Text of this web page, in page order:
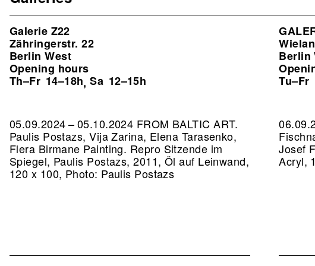
Galerie Z22
Zähringerstr. 22
Berlin West
Opening hours
Th–Fr 14–18h,Sa 12–15h
05.09.2024 – 05.10.2024 FROM BALTIC ART.
Paulis Postazs, Vija Zarina, Elena Tarasenko,
Flera Birmane Painting. Repro Sitzende im
Spiegel, Paulis Postazs, 2011, Öl auf Leinwand,
120 x 100, Photo: Paulis Postazs
Berlin
Tu–Fr
Josef
Acryl,